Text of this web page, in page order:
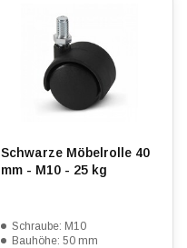
Schwarze Möbelrolle 40
mm - M10 - 25 kg
Schraube: M10
Bauhöhe: 50 mm